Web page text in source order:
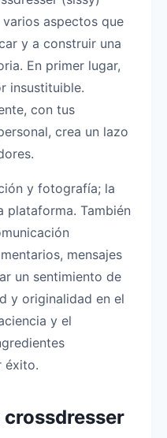
aspectos que
y a construir una
En primer lugar,
insustituible.
con tus
crea un lazo
y fotografía; la
plataforma. También
mensajes
un sentimiento de
y originalidad en el
y el
éxito.